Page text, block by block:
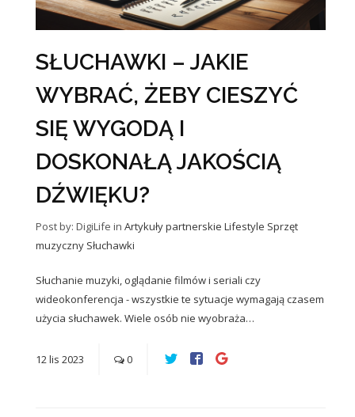
SŁUCHAWKI – JAKIE
WYBRAĆ, ŻEBY CIESZYĆ
SIĘ WYGODĄ I
DOSKONAŁĄ JAKOŚCIĄ
DŹWIĘKU?
Post by: DigiLife in Artykuły partnerskie Lifestyle Sprzęt
muzyczny Słuchawki
Słuchanie muzyki, oglądanie filmów i seriali czy
wideokonferencja - wszystkie te sytuacje wymagają czasem
użycia słuchawek. Wiele osób nie wyobraża…
12lis 2023 0